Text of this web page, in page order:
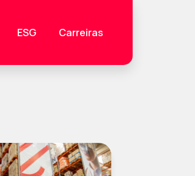
ESG Carreiras